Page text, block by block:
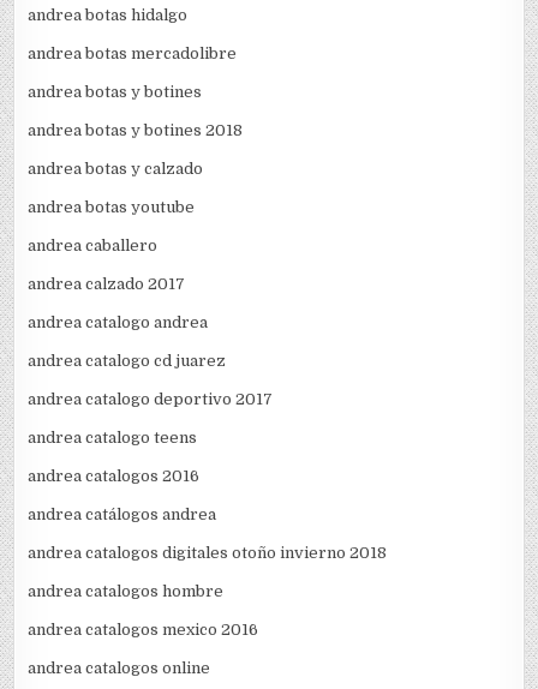
andrea botas hidalgo
andrea botas mercadolibre
andrea botas y botines
andrea botas y botines 2018
andrea botas y calzado
andrea botas youtube
andrea caballero
andrea calzado 2017
andrea catalogo andrea
andrea catalogo cd juarez
andrea catalogo deportivo 2017
andrea catalogo teens
andrea catalogos 2016
andrea catálogos andrea
andrea catalogos digitales otoño invierno 2018
andrea catalogos hombre
andrea catalogos mexico 2016
andrea catalogos online